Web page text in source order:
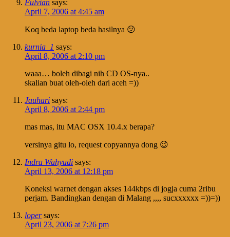
Fulvian says:
April 7, 2006 at 4:45 am
Koq beda laptop beda hasilnya 😕
kurnia_1 says:
April 8, 2006 at 2:10 pm
waaa… boleh dibagi nih CD OS-nya..
skalian buat oleh-oleh dari aceh =))
Jauhari says:
April 8, 2006 at 2:44 pm
mas mas, itu MAC OSX 10.4.x berapa?
versinya gitu lo, request copyannya dong 😉
Indra Wahyudi says:
April 13, 2006 at 12:18 pm
Koneksi warnet dengan akses 144kbps di jogja cuma 2ribu
perjam. Bandingkan dengan di Malang ,,,, sucxxxxxx =))=))
loper says:
April 23, 2006 at 7:26 pm